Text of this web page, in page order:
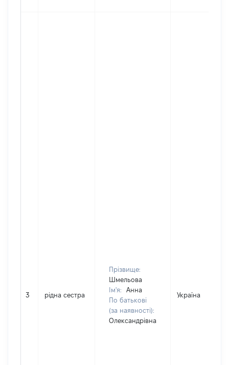
3 рідна сестра
Прізвище:
Шмельова
Ім'я:
Анна
По батькові
(за наявності):
Олександрівна
Україна